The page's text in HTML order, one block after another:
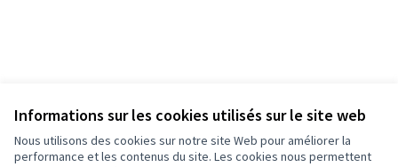
Informations sur les cookies utilisés sur le site web
Nous utilisons des cookies sur notre site Web pour améliorer la
performance et les contenus du site. Les cookies nous permettent